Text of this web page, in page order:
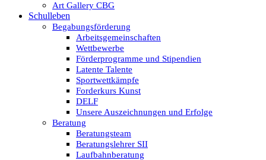
Art Gallery CBG
Schulleben
Begabungsförderung
Arbeitsgemeinschaften
Wettbewerbe
Förderprogramme und Stipendien
Latente Talente
Sportwettkämpfe
Forderkurs Kunst
DELF
Unsere Auszeichnungen und Erfolge
Beratung
Beratungsteam
Beratungslehrer SII
Laufbahnberatung